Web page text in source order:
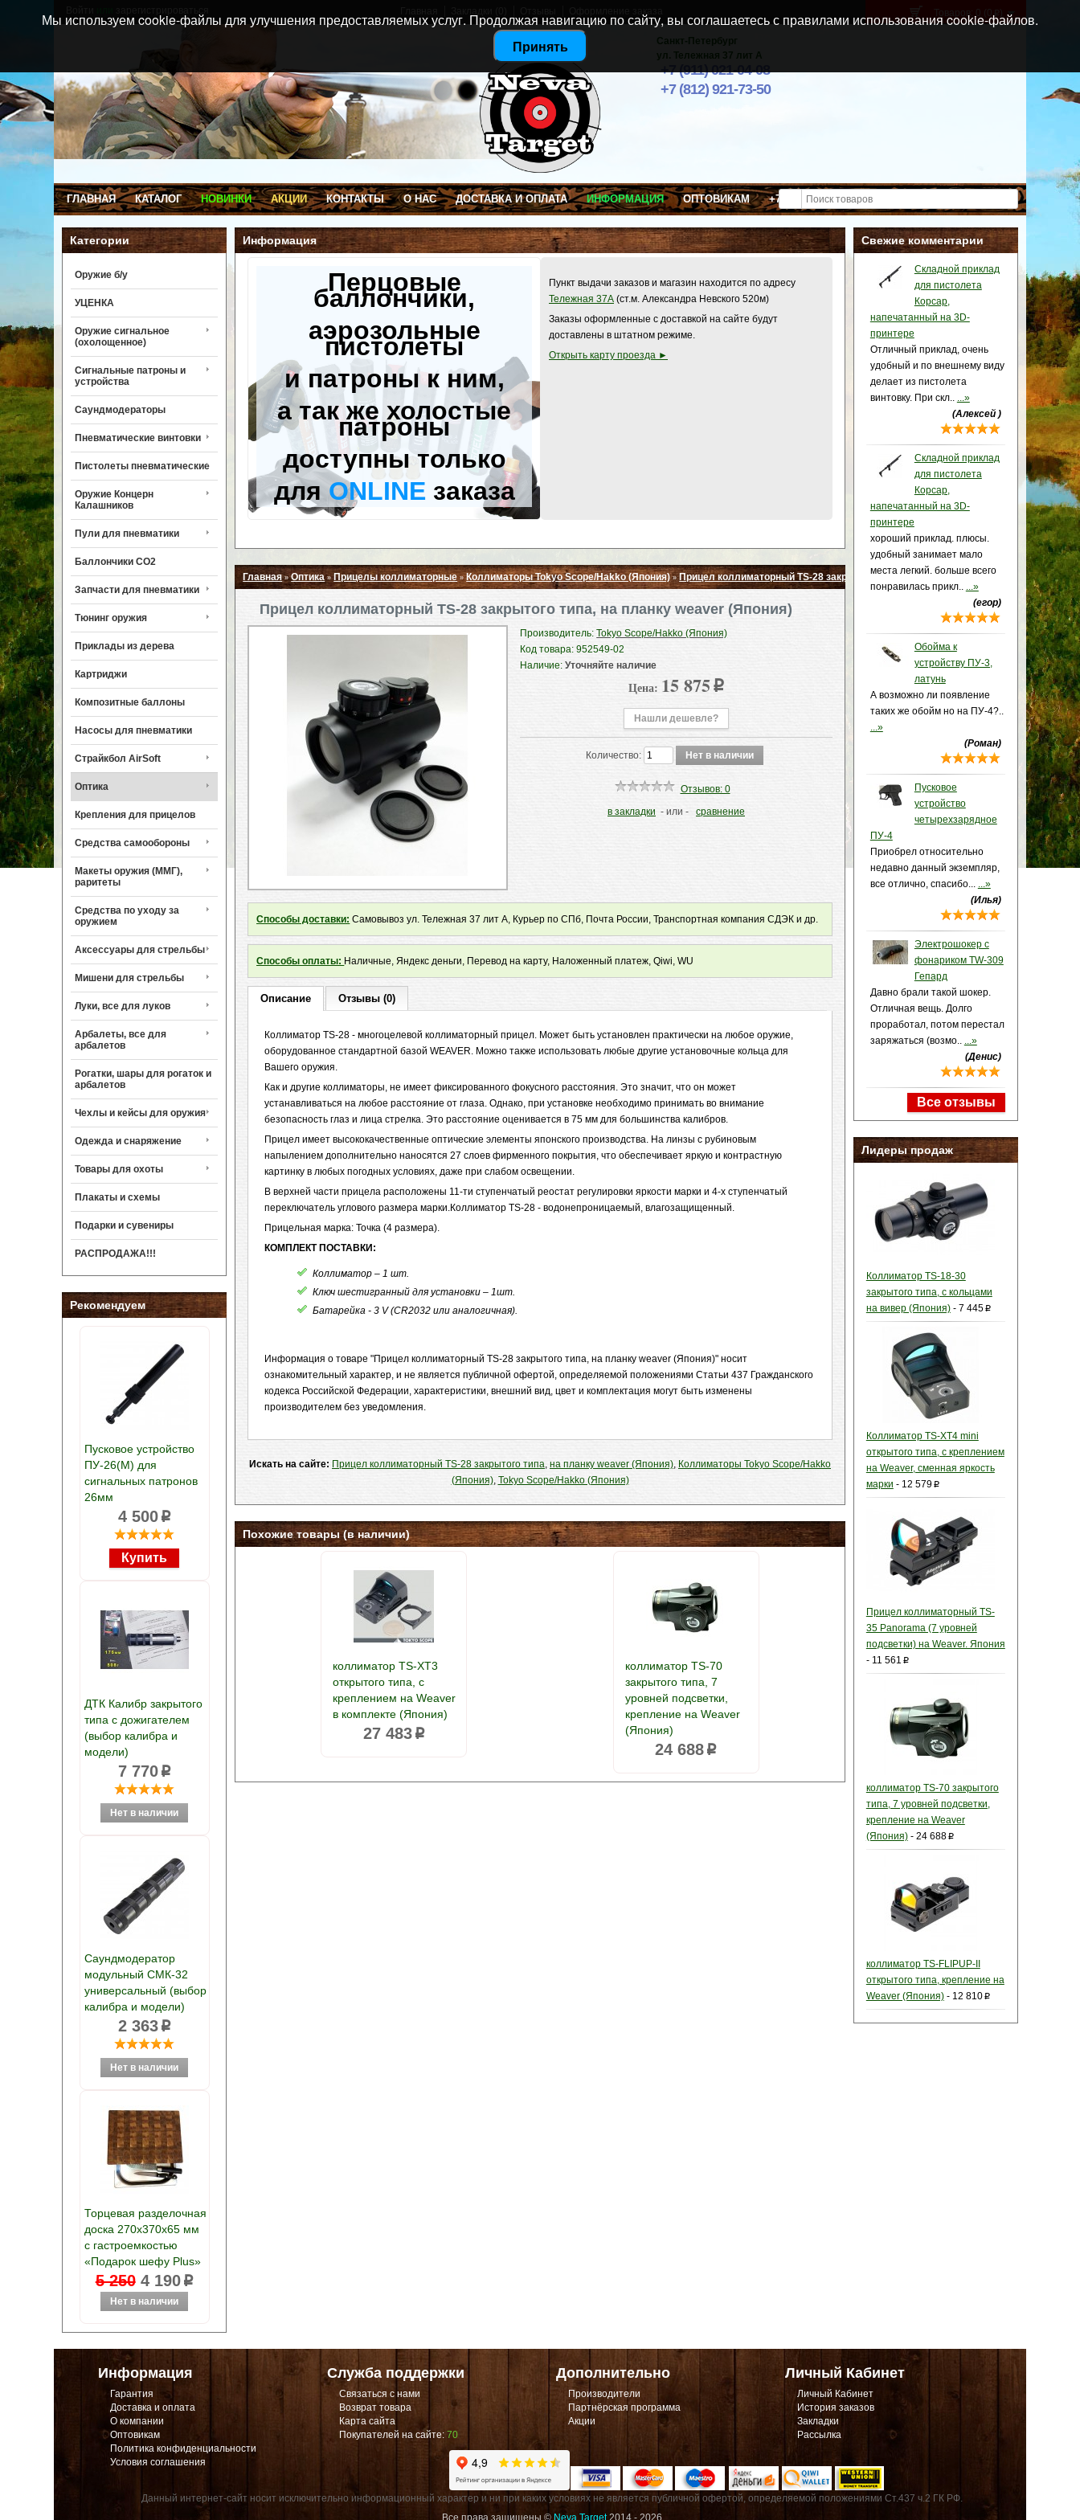
Санкт-Петербург
ул. Тележная 37 лит А
+7 (911) 021-04-08
+7 (812) 921-73-50
Товаров: 0 (0 p )
ГЛАВНАЯ КАТАЛОГ НОВИНКИ АКЦИИ КОНТАКТЫ О НАС ДОСТАВКА И ОПЛАТА ИНФОРМАЦИЯ ОПТОВИКАМ +7 (911) 021-04-08
Категории
Оружие б/у
УЦЕНКА
Оружие сигнальное
(охолощенное)
Сигнальные патроны и
устройства
Саундмодераторы
Пневматические винтовки
Пистолеты пневматические
Оружие Концерн
Калашников
Пули для пневматики
Баллончики CO2
Запчасти для пневматики
Тюнинг оружия
Приклады из дерева
Картриджи
Композитные баллоны
Насосы для пневматики
Страйкбол AirSoft
Оптика
Крепления для прицелов
Средства самообороны
Макеты оружия (ММГ),
раритеты
Средства по уходу за
оружием
Аксессуары для стрельбы
Мишени для стрельбы
Луки, все для луков
Арбалеты, все для
арбалетов
Рогатки, шары для рогаток и
арбалетов
Чехлы и кейсы для оружия
Одежда и снаряжение
Товары для охоты
Плакаты и схемы
Подарки и сувениры
РАСПРОДАЖА!!!
Рекомендуем
Пусковое устройство
ПУ-26(М) для
сигнальных патронов
26мм
4 500p
ДТК Калибр закрытого
типа с дожигателем
(выбор калибра и
модели)
7 770p
Саундмодератор
модульный СМК-32
универсальный (выбор
калибра и модели)
2 363p
Торцевая разделочная
доска 270х370х65 мм
с гастроемкостью
«Подарок шефу Plus»
5 250 4 190p
Свежие комментарии
Складной приклад
для пистолета
Корсар,
напечатанный на 3D-
принтере
Отличный приклад, очень
удобный и по внешнему виду
делает из пистолета
винтовку. При скл.. ...»
(Алексей )
Складной приклад
для пистолета
Корсар,
напечатанный на 3D-
принтере
хороший приклад. плюсы.
удобный занимает мало
места легкий. больше всего
понравилась прикл.. ...»
(егор)
Обойма к
устройству ПУ-3,
латунь
А возможно ли появление
таких же обойм но на ПУ-4?..
...»
(Роман)
Пусковое
устройство
четырехзарядное
ПУ-4
Приобрел относительно
недавно данный экземпляр,
все отлично, спасибо... ...»
(Илья)
Электрошокер с
фонариком TW-309
Гепард
Давно брали такой шокер.
Отличная вещь. Долго
проработал, потом перестал
заряжаться (возмо.. ...»
(Денис)
Все отзывы
Лидеры продаж
Коллиматор TS-18-30
закрытого типа, с кольцами
на вивер (Япония)- 7 445p
Коллиматор TS-XT4 mini
открытого типа, c креплением
на Weaver, сменная яркость
марки - 12 579p
Прицел коллиматорный TS-
35 Panorama (7 уровней
подсветки) на Weaver. Япония
- 11 561 p
коллиматор TS-70 закрытого
типа, 7 уровней подсветки,
крепление на Weaver
(Япония)- 24 688p
коллиматор TS-FLIPUP-II
открытого типа, крепление на
Weaver (Япония)- 12 810p
Информация
Перцовые
баллончики,
аэрозольные
пистолеты
и патроны к ним,
а так же холостые
патроны
доступны только
дляONLINE заказа
Пункт выдачи заказов и магазин находится по адресу
Тележная 37А (ст.м. Александра Невского 520м)
Заказы оформленные с доставкой на сайте будут
доставлены в штатном режиме.
Открыть карту проезда ►
Главная»Оптика» Прицелы коллиматорные »Коллиматоры Tokyo Scope/Hakko (Япония)»Прицел коллиматорный TS-28 закрытого типа, на планку weaver (Япония)
Прицел коллиматорный TS-28 закрытого типа, на планку weaver (Япония)
Производитель: Tokyo Scope/Hakko (Япония)
Код товара: 952549-02
Наличие:Уточняйте наличие
Цена: 15 875 p
Нашли дешевле?
Количество:
Отзывов: 0
в закладки - или - сравнение
Способы доставки: Самовывоз ул. Тележная 37 лит А, Курьер по СПб, Почта России, Транспортная компания СДЭК и др.
Способы оплаты: Наличные, Яндекс деньги, Перевод на карту, Наложенный платеж, Qiwi, WU
Описание Отзывы (0)
Коллиматор TS-28 - многоцелевой коллиматорный прицел. Может быть установлен практически на любое оружие,
оборудованное стандартной базой WEAVER. Можно также использовать любые другие установочные кольца для
Вашего оружия.
Как и другие коллиматоры, не имеет фиксированного фокусного расстояния. Это значит, что он может
устанавливаться на любое расстояние от глаза. Однако, при установке необходимо принимать во внимание
безопасность глаз и лица стрелка. Это расстояние оценивается в 75 мм для большинства калибров.
Прицел имеет высококачественные оптические элементы японского производства. На линзы с рубиновым
напылением дополнительно наносятся 27 слоев фирменного покрытия, что обеспечивает яркую и контрастную
картинку в любых погодных условиях, даже при слабом освещении.
В верхней части прицела расположены 11-ти ступенчатый реостат регулировки яркости марки и 4-х ступенчатый
переключатель углового размера марки.Коллиматор TS-28 - водонепроницаемый, влагозащищенный.
Прицельная марка: Точка (4 размера).
КОМПЛЕКТ ПОСТАВКИ:
Коллиматор – 1 шт.
Ключ шестигранный для установки – 1шт.
Батарейка - 3 V (CR2032 или аналогичная).
Информация о товаре "Прицел коллиматорный TS-28 закрытого типа, на планку weaver (Япония)" носит
ознакомительный характер, и не является публичной офертой, определяемой положениями Статьи 437 Гражданского
кодекса Российской Федерации, характеристики, внешний вид, цвет и комплектация могут быть изменены
производителем без уведомления.
Искать на сайте: Прицел коллиматорный TS-28 закрытого типа, на планку weaver (Япония), Коллиматоры Tokyo Scope/Hakko
(Япония), Tokyo Scope/Hakko (Япония)
Похожие товары (в наличии)
коллиматор TS-XT3
открытого типа, с
креплением на Weaver
в комплекте (Япония)
27 483p
коллиматор TS-70
закрытого типа, 7
уровней подсветки,
крепление на Weaver
(Япония)
24 688 p
Информация
Гарантия
Доставка и оплата
О компании
Оптовикам
Политика конфиденциальности
Условия соглашения
Служба поддержки
Связаться с нами
Возврат товара
Карта сайта
Покупателей на сайте: 70
Дополнительно
Производители
Партнёрская программа
Акции
Личный Кабинет
Личный Кабинет
История заказов
Закладки
Рассылка
Данный интернет-сайт носит исключительно информационный характер и ни при каких условиях не является публичной офертой, определяемой положениями Ст.437 ч.2 ГК РФ.
Все права защищены © Neva Target2014 - 2026
Мы используем cookie-файлы для улучшения предоставляемых услуг. Продолжая навигацию по сайту, вы соглашаетесь с правилами использования cookie-файлов.
Принять